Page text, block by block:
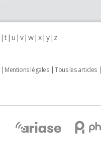
t u v w x y z
Mentions légales Tous les articles